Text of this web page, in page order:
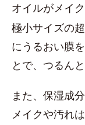
オイルがメイ
極小サイズの
にうるおい膜
とで、つるん
また、保湿成
メイクや汚れ